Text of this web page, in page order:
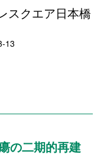
スクエア日本橋
13
の二期的再建